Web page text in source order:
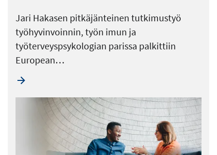
Jari Hakasen pitkäjänteinen tutkimustyö
työhyvinvoinnin, työn imun ja
työterveyspsykologian parissa palkittiin
European…